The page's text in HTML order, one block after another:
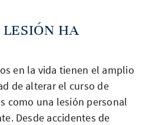
LESIÓN HA
en la vida tienen el amplio
de alterar el curso de
como una lesión personal
Desde accidentes de